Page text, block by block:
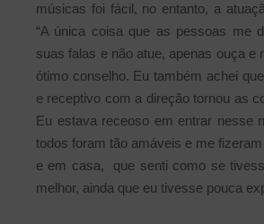
músicas foi fácil, no entanto, a
“A única coisa que as pessoas me
suas falas e não atue, apenas ouça e
ótimo conselho. Eu também achei
e receptivo com a direção tornou as
Eu estava receoso em entrar nesse
todos foram tão amáveis e me
e em casa, que senti como se
melhor, ainda que eu tivesse pouca